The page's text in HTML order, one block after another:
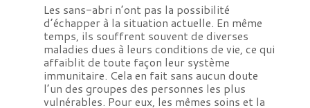
Les sans-abri n’ont pas la possibilité
d’échapper à la situation actuelle. En même
temps, ils souffrent souvent de diverses
maladies dues à leurs conditions de vie, ce qui
affaiblit de toute façon leur système
immunitaire. Cela en fait sans aucun doute
l’un des groupes des personnes les plus
vulnérables. Pour eux, les mêmes soins et la